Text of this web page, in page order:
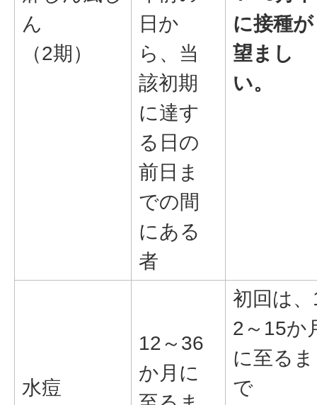
ん
（2期）
日か
ら、当
該初期
に達す
る日の
前日ま
での間
にある
者
に接種が
望まし
い。
水痘
12～36
か月に
初回は、
2～15か
に至るま
で